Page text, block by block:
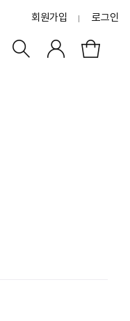
회원가입 로그인